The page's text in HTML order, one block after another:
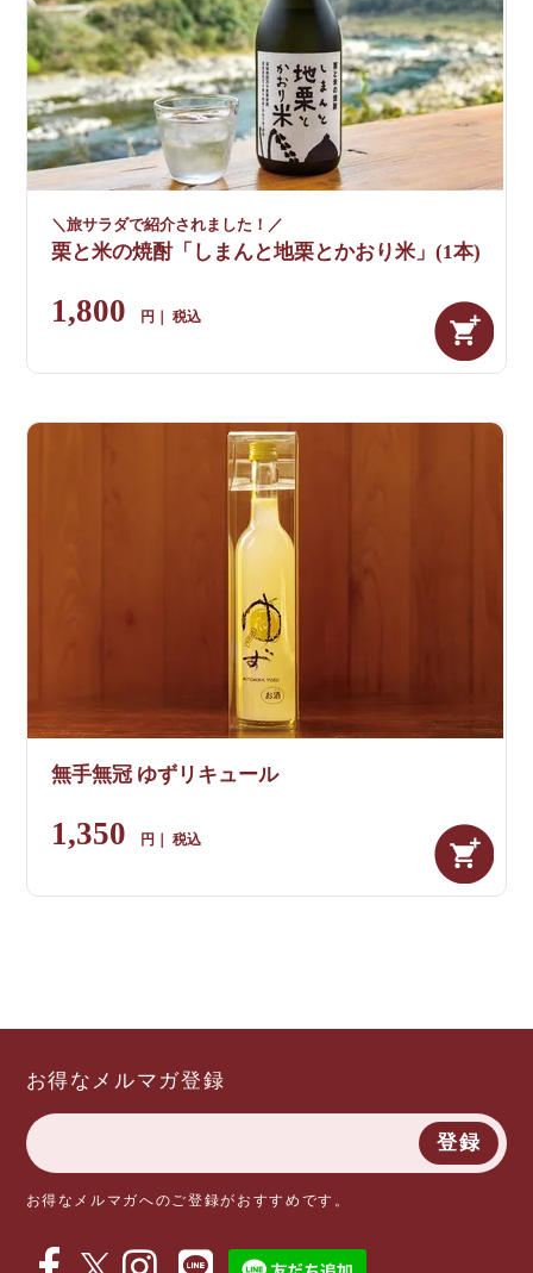
＼旅サラダで紹介されました！／
栗と米の焼酎「しまんと地栗とかおり米」(1本)
1,800 税込
無手無冠 ゆずリキュール
1,350 税込
お得なメルマガ登録
登録
お得なメルマガへのご登録がおすすめです。